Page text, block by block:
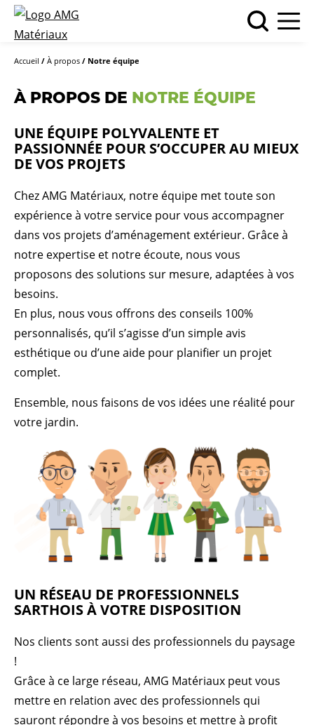
Accueil / À propos / Notre équipe
À PROPOS DE NOTRE ÉQUIPE
UNE ÉQUIPE POLYVALENTE ET
PASSIONNÉE POUR S’OCCUPER AU MIEUX
DE VOS PROJETS
Chez AMG Matériaux, notre équipe met toute son
expérience à votre service pour vous accompagner
dans vos projets d’aménagement extérieur. Grâce à
notre expertise et notre écoute, nous vous
proposons des solutions sur mesure, adaptées à vos
besoins.
En plus, nous vous offrons des conseils 100%
personnalisés, qu’il s’agisse d’un simple avis
esthétique ou d’une aide pour planifier un projet
complet.
Ensemble, nous faisons de vos idées une réalité pour
votre jardin.
UN RÉSEAU DE PROFESSIONNELS
SARTHOIS À VOTRE DISPOSITION
Nos clients sont aussi des professionnels du paysage
!
Grâce à ce large réseau, AMG Matériaux peut vous
mettre en relation avec des professionnels qui
sauront répondre à vos besoins et mettre à profit